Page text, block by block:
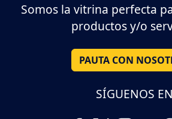
Somos la vitrina perfecta
productos y/o
PAUTA CON
SÍGUENOS EN